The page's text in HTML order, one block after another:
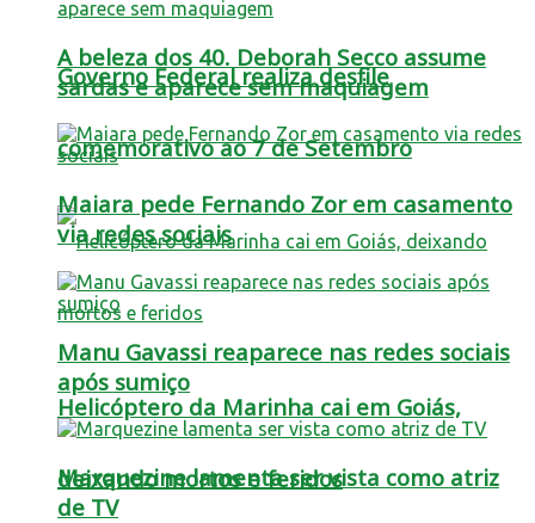
Governo Federal realiza desfile
comemorativo ao 7 de Setembro
Helicóptero da Marinha cai em Goiás,
deixando mortos e feridos
A beleza dos 40. Deborah Secco assume
sardas e aparece sem maquiagem
Maiara pede Fernando Zor em casamento
via redes sociais
Manu Gavassi reaparece nas redes sociais
após sumiço
Marquezine lamenta ser vista como atriz
de TV